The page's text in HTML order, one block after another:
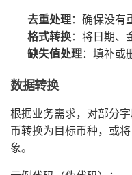
去重处理：确保没有
格式转换：将日期、
缺失值处理：填补或
数据转换
根据业务需求，对部分
币转换为目标币种，或
象。